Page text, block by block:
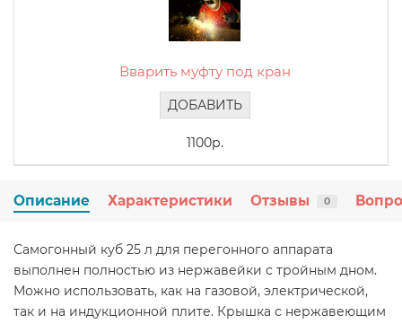
Вварить муфту под кран
ДОБАВИТЬ
1100р.
Описание Характеристики Отзывы 0
Самогонный куб 25 л для перегонного аппарата
выполнен полностью из нержавейки с тройным дном.
Можно использовать, как на газовой, электрической,
так и на индукционной плите. Крышка с нержавеющим